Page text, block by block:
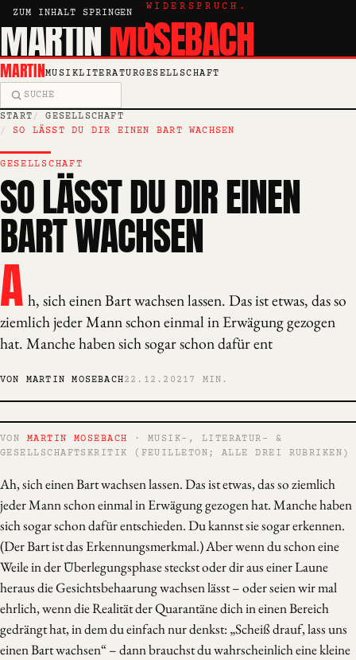
ZUM INHALT SPRINGEN
KRITIK, ESSAY, WIDERSPRUCH.
MARTINMOSEBACH
MARTINMUSIKLITERATURGESELLSCHAFT
Suche
START
GESELLSCHAFT
SO LÄSST DU DIR EINEN BART WACHSEN
GESELLSCHAFT
SO LÄSST DU DIR EINEN
BART WACHSEN
A h, sich einen Bart wachsen lassen. Das ist etwas, das so
ziemlich jeder Mann schon einmal in Erwägung gezogen
hat. Manche haben sich sogar schon dafür ent
VON MARTIN MOSEBACH22.12.2021 7 MIN.
VON MARTIN MOSEBACH
· MUSIK-, LITERATUR- &
GESELLSCHAFTSKRITIK (FEUILLETON; ALLE DREI RUBRIKEN)
Ah, sich einen Bart wachsen lassen. Das ist etwas, das so ziemlich
jeder Mann schon einmal in Erwägung gezogen hat. Manche haben
sich sogar schon dafür entschieden. Du kannst sie sogar erkennen.
(Der Bart ist das Erkennungsmerkmal.) Aber wenn du schon eine
Weile in der Überlegungsphase steckst oder dir aus einer Laune
heraus die Gesichtsbehaarung wachsen lässt – oder seien wir mal
ehrlich, wenn die Realität der Quarantäne dich in einen Bereich
gedrängt hat, in dem du einfach nur denkst: „Scheiß drauf, lass uns
einen Bart wachsen“ – dann brauchst du wahrscheinlich eine kleine